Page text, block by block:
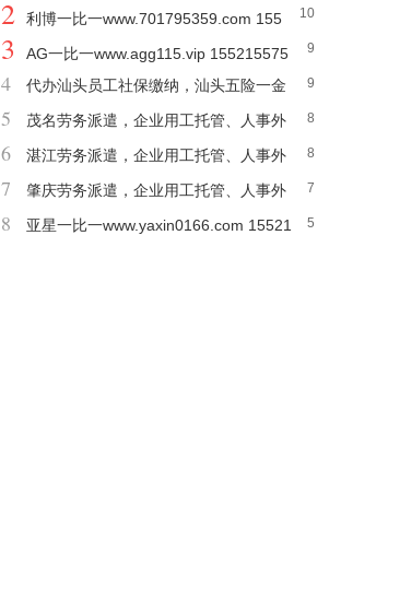
76
10
2
利博一比一www.701795359.com 155
21557576
9
3
AG一比一www.agg115.vip 155215575
76
9
4
代办汕头员工社保缴纳，汕头五险一金
代买，汕头劳务派遣公司
8
5
茂名劳务派遣，企业用工托管、人事外
包合规服务
8
6
湛江劳务派遣，企业用工托管、人事外
包合规服务
7
7
肇庆劳务派遣，企业用工托管、人事外
包合规服务
5
8
亚星一比一www.yaxin0166.com 15521